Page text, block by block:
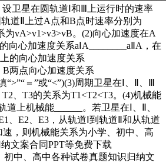
卫星在圆轨道Ⅰ和Ⅲ上运行时的速率
道Ⅱ上过A点和B点时速率分别为
为vA>v1>v3>vB。(2)向心加速度在A
向心加速度关系aⅠA________aⅡA，在
的向心加速度关系
B两点向心加速度关系
“>”“＝”或“<”)(3)周期卫星在Ⅰ、Ⅱ、Ⅲ
、T3的关系为T1<T2<T3。(4)机械能
上机械能______。若卫星在Ⅰ、Ⅱ、
、E2、E3，从轨道Ⅰ到轨道Ⅱ和从轨道
速，则机械能关系为小学、初中、高
文案合同PPT等免费下载
初中、高中各种试卷真题知识归纳文